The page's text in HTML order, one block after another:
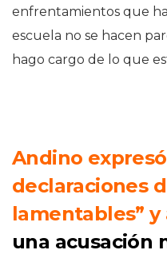
enfrentamientos que
escuela no se hacen
hago cargo de lo que
Andino
declaraciones
lamentables” y
una acusación